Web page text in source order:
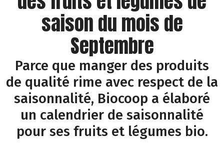
saison du mois de
Septembre
Parce que manger des produits
de qualité rime avec respect de la
saisonnalité, Biocoop a élaboré
un calendrier de saisonnalité
pour ses fruits et légumes bio.